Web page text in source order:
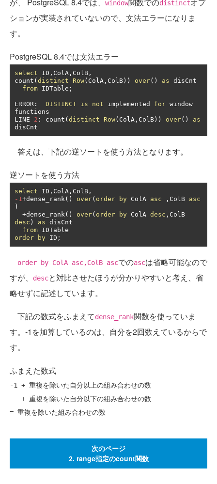
window distinct
ションが実装されていないので、文法エラーになりま
す。
PostgreSQL 8.4では文法エラー
select ID , ColA , ColB ,
count (distinct Row( ColA , ColB)) over() as disCnt
from IDTable ;
ERROR : DISTINCT is not implemented for window
functions
LINE 2 : count (distinct Row( ColA , ColB)) over()
as
disCnt
答えは、下記の逆ソートを使う方法となります。
逆ソートを使う方法
select ID , ColA , ColB ,
-1 +dense_rank () over( order by ColA asc , ColB asc
)
+dense_rank () over( order by ColA desc ,
desc ) as disCnt
from
order
by ID ;
order by ColA asc,ColB ascでのascは省略可能なので
すが、
descと対比させたほうが分かりやすいと考え、省
略せずに記述しています。
下記の数式をふまえてdense_rank関数を使っていま
す。-1を加算しているのは、自分を2回数えているからで
す。
ふまえた数式
-1 + 重複を除いた自分以上の組み合わせの数
次のページ
2. range指定のcount関数